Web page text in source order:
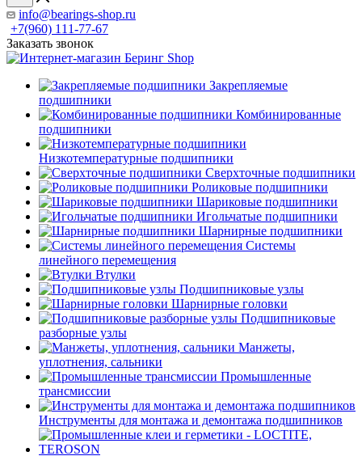
info@bearings-shop.ru
+7(960) 111-77-67
Заказать звонок
Закрепляемые
подшипники
Комбинированные
подшипники
Низкотемпературные подшипники
Сверхточные подшипники
Роликовые подшипники
Шариковые подшипники
Игольчатые подшипники
Шарнирные подшипники
Системы
линейного перемещения
Втулки
Подшипниковые узлы
Шарнирные головки
Подшипниковые
разборные узлы
Манжеты,
уплотнения, сальники
Промышленные
трансмиссии
Инструменты для монтажа и демонтажа подшипников